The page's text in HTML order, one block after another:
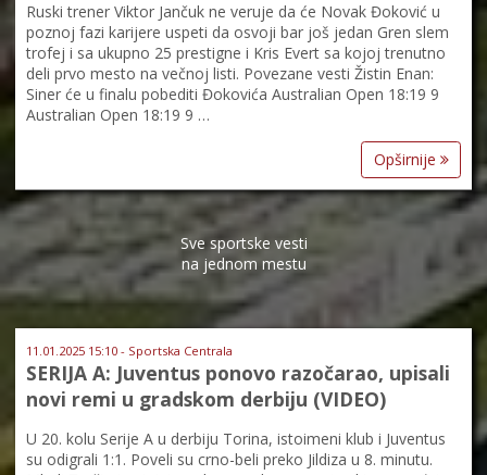
Ruski trener Viktor Jančuk ne veruje da će Novak Đoković u
poznoj fazi karijere uspeti da osvoji bar još jedan Gren slem
trofej i sa ukupno 25 prestigne i Kris Evert sa kojoj trenutno
deli prvo mesto na večnoj listi. Povezane vesti Žistin Enan:
Siner će u finalu pobediti Đokovića Australian Open 18:19 9
Australian Open 18:19 9 …
Opširnije
Sve sportske vesti
na jednom mestu
11.01.2025 15:10 - Sportska Centrala
SERIJA A: Juventus ponovo razočarao, upisali
novi remi u gradskom derbiju (VIDEO)
U 20. kolu Serije A u derbiju Torina, istoimeni klub i Juventus
su odigrali 1:1. Poveli su crno-beli preko Jildiza u 8. minutu.